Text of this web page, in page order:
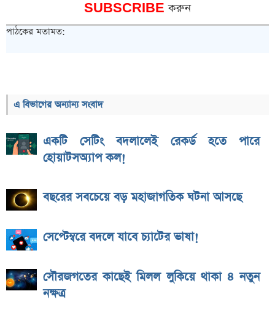
SUBSCRIBEকরুন
পাঠকের মতামত:
এ বিভাগের অন্যান্য সংবাদ
একটি সেটিং বদলালেই রেকর্ড হতে পারে
হোয়াটসঅ্যাপ কল!
বছরের সবচেয়ে বড় মহাজাগতিক ঘটনা আসছে
সেপ্টেম্বরে বদলে যাবে চ্যাটের ভাষা!
সৌরজগতের কাছেই মিলল লুকিয়ে থাকা ৪ নতুন
নক্ষত্র